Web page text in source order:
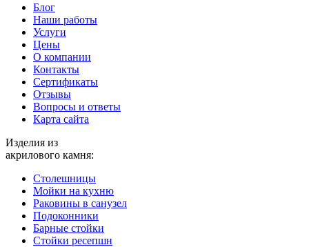
Блог
Наши работы
Услуги
Цены
О компании
Контакты
Cертификаты
Отзывы
Вопросы и ответы
Карта сайта
Изделия из
акрилового камня:
Столешницы
Мойки на кухню
Раковины в санузел
Подоконники
Барные стойки
Стойки ресепшн